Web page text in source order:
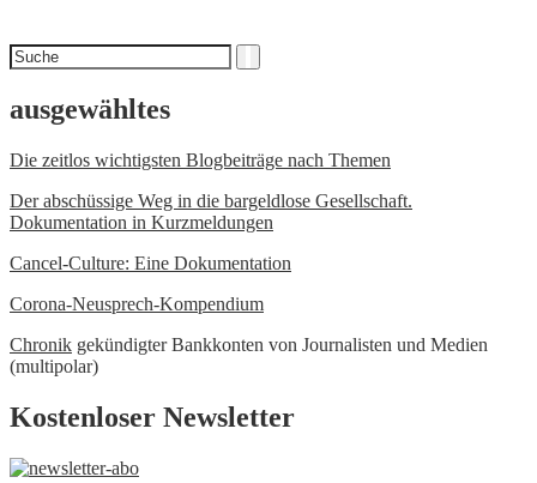
Suchen
nach
ausgewähltes
Die zeitlos wichtigsten Blogbeiträge nach Themen
Der abschüssige Weg in die bargeldlose Gesellschaft.
Dokumentation in Kurzmeldungen
Cancel-Culture: Eine Dokumentation
Corona-Neusprech-Kompendium
Chronik gekündigter Bankkonten von Journalisten und Medien
(multipolar)
Kostenloser Newsletter